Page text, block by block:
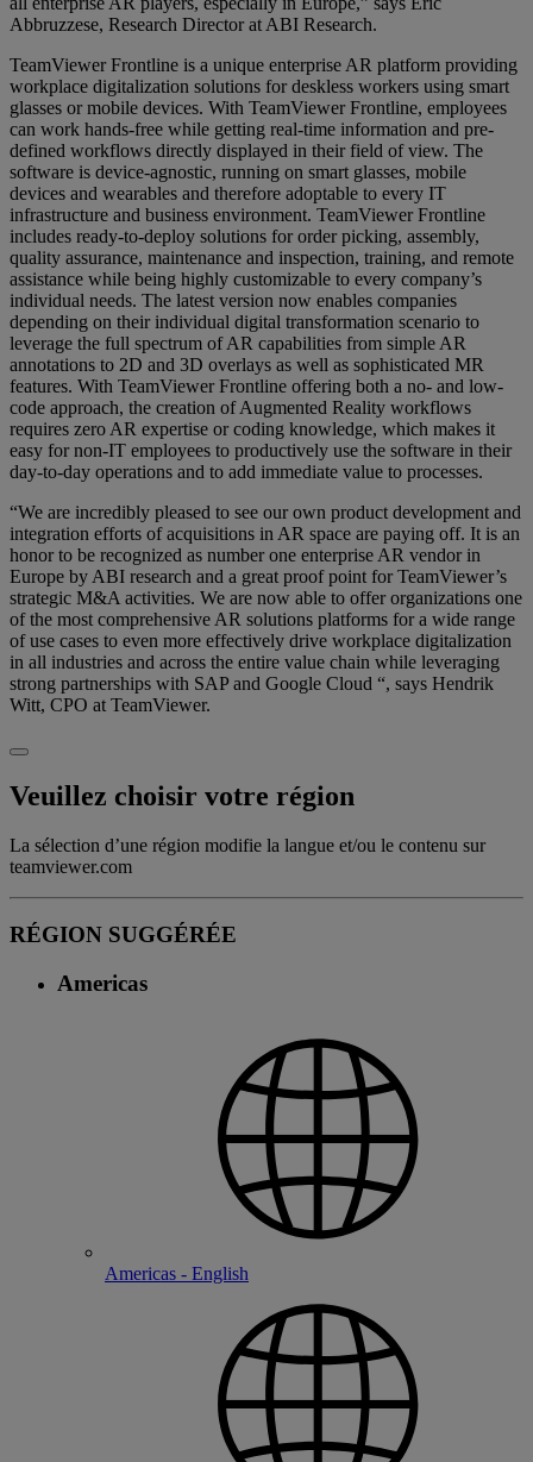
Abbruzzese, Research Director at ABI Research.
TeamViewer Frontline is a unique enterprise AR platform providing
workplace digitalization solutions for deskless workers using smart
glasses or mobile devices. With TeamViewer Frontline, employees
can work hands-free while getting real-time information and pre-
defined workflows directly displayed in their field of view. The
software is device-agnostic, running on smart glasses, mobile
devices and wearables and therefore adoptable to every IT
infrastructure and business environment. TeamViewer Frontline
includes ready-to-deploy solutions for order picking, assembly,
quality assurance, maintenance and inspection, training, and remote
assistance while being highly customizable to every company’s
individual needs. The latest version now enables companies
depending on their individual digital transformation scenario to
leverage the full spectrum of AR capabilities from simple AR
annotations to 2D and 3D overlays as well as sophisticated MR
features. With TeamViewer Frontline offering both a no- and low-
code approach, the creation of Augmented Reality workflows
requires zero AR expertise or coding knowledge, which makes it
easy for non-IT employees to productively use the software in their
day-to-day operations and to add immediate value to processes.
“We are incredibly pleased to see our own product development and
integration efforts of acquisitions in AR space are paying off. It is an
honor to be recognized as number one enterprise AR vendor in
Europe by ABI research and a great proof point for TeamViewer’s
strategic M&A activities. We are now able to offer organizations one
of the most comprehensive AR solutions platforms for a wide range
of use cases to even more effectively drive workplace digitalization
in all industries and across the entire value chain while leveraging
strong partnerships with SAP and Google Cloud “, says Hendrik
Witt, CPO at TeamViewer.
Veuillez choisir votre région
La sélection d’une région modifie la langue et/ou le contenu sur
teamviewer.com
RÉGION SUGGÉRÉE
Americas
Americas - English